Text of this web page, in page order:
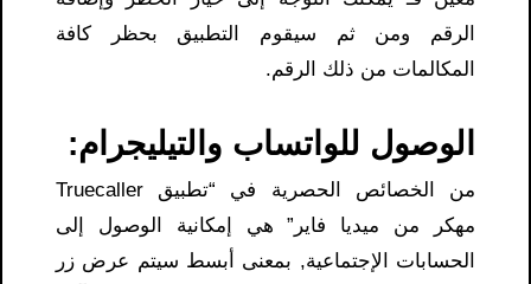
الرقم ومن ثم سيقوم التطبيق بحظر كافة
المكالمات من ذلك الرقم.
الوصول للواتساب والتيليجرام:
من الخصائص الحصرية في “تطبيق Truecaller
مهكر من ميديا فاير” هي إمكانية الوصول إلى
الحسابات الإجتماعية, بمعنى أبسط سيتم عرض زر